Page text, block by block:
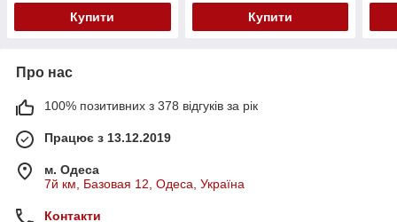
Купити Купити
Про нас
100% позитивних з 378 відгуків за рік
Працює з 13.12.2019
м. Одеса
7й км, Базовая 12, Одеса, Україна
Контакти